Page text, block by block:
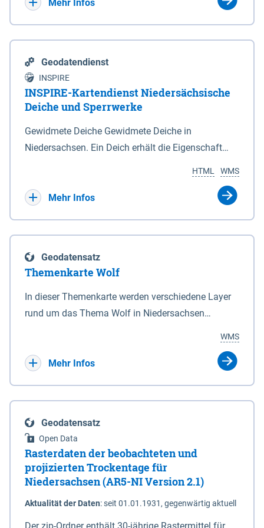
Mehr Infos
Geodatendienst
INSPIRE
INSPIRE-Kartendienst Niedersächsische
Deiche und Sperrwerke
Gewidmete Deiche Gewidmete Deiche in
Niedersachsen. Ein Deich erhält die Eigenschaft
Deichbehörde durch Verordnung ausspricht. Für
enthalten. Sperrwerke Sperrwerke sind Bauwerke
mit Sperrvorrichtungen in Tidegewässern, die dem
Schutz eines Gebietes vor erhöhten Tiden, vor allem
vor Sturmfluten, zu dienen bestimmt sind (§2 Abs.3
Eigenschaft eines Sperrwerkes durch Widmung, die
die Deichbehörde durch Verordnung ausspricht.
WMS
HTML
Mehr Infos
Geodatensatz
Themenkarte Wolf
In dieser Themenkarte werden verschiedene Layer
rund um das Thema Wolf in Niedersachsen
sowie Status der bestehenden Wolfsterritorien im
laufenden Monitoringjahr.
WMS
Mehr Infos
Geodatensatz
Open Data
Rasterdaten der beobachteten und
projizierten Trockentage für
Niedersachsen (AR5-NI Version 2.1)
Aktualität der Daten:seit 01.01.1931, gegenwärtig aktuell